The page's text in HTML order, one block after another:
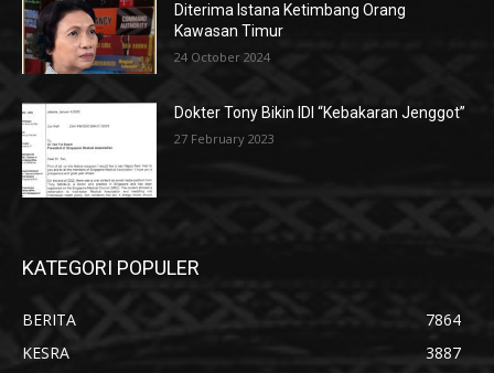
Diterima Istana Ketimbang Orang
Kawasan Timur
24 October 2024
Dokter Tony Bikin IDI “Kebakaran Jenggot”
27 February 2023
KATEGORI POPULER
BERITA
7864
KESRA
3887